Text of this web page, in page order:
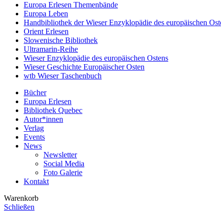
Europa Erlesen Themenbände
Europa Leben
Handbibliothek der Wieser Enzyklopädie des europäischen
Orient Erlesen
Slowenische Bibliothek
Ultramarin-Reihe
Wieser Enzyklopädie des europäischen Ostens
Wieser Geschichte Europäischer Osten
wtb Wieser Taschenbuch
Bücher
Europa Erlesen
Bibliothek Quebec
Autor*innen
Verlag
Events
News
Newsletter
Social Media
Foto Galerie
Kontakt
Warenkorb
Schließen